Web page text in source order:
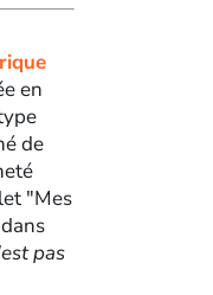
en
de
"Mes
pas